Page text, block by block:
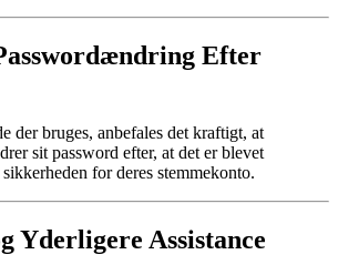
Efter
der bruges, anbefales det kraftigt, at
sit password efter, at det er blevet
for deres stemmekonto.
Yderligere Assistance